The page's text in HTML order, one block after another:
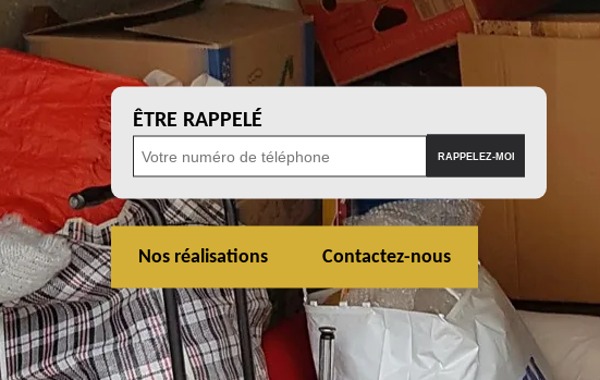
ÊTRE RAPPELÉ
Nos réalisations Contactez-nous